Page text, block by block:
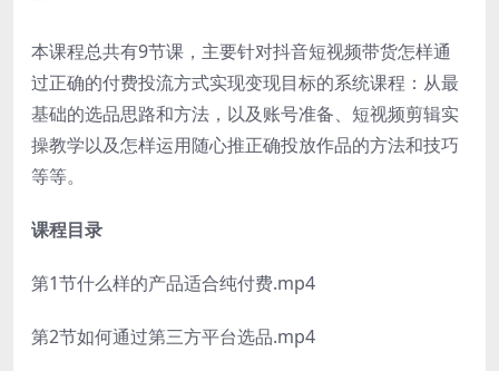
本课程总共有9节课，主要针对抖音短视频带货怎样通
过正确的付费投流方式实现变现目标的系统课程：从最
基础的选品思路和方法，以及账号准备、短视频剪辑实
操教学以及怎样运用随心推正确投放作品的方法和技巧
等等。
课程目录
第1节什么样的产品适合纯付费.mp4
第2节如何通过第三方平台选品.mp4